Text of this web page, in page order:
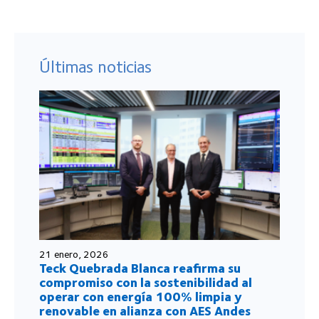
Últimas noticias
21 enero, 2026
Teck Quebrada Blanca reafirma su
compromiso con la sostenibilidad al
operar con energía 100% limpia y
renovable en alianza con AES Andes